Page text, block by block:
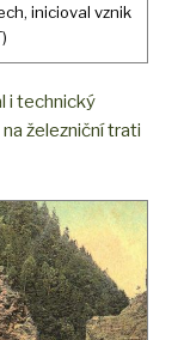
inicioval vznik
i technický
železniční trati